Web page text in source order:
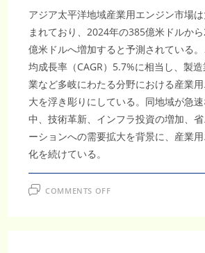
素
材
の
進
展
に
支
え
ら
れ、
年
平
均
成
長
率
拡
し、
アジア太平洋地域産業用エンジン市場
まれており、2024年の385億米ドルか
億米ドルへ増加すると予測されている
均成長率（CAGR）5.7%に相当し、製
業など多岐にわたる分野における産業
大を浮き彫りにしている。同地域が急
中、技術革新、インフラ投資の増加、
ーションへの需要拡大を背景に、産業
化を続けている。
COMMENTS OFFON